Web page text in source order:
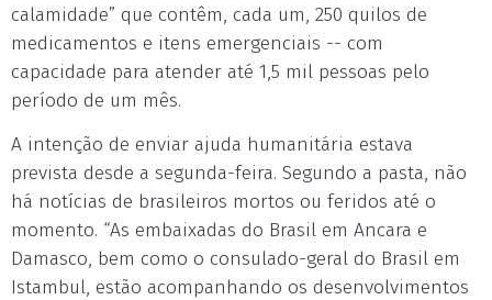
calamidade” que contêm, cada um, 250 quilos de
medicamentos e itens emergenciais -- com
capacidade para atender até 1,5 mil pessoas pelo
período de um mês.
A intenção de enviar ajuda humanitária estava
prevista desde a segunda-feira. Segundo a pasta, não
há notícias de brasileiros mortos ou feridos até o
momento. “As embaixadas do Brasil em Ancara e
Damasco, bem como o consulado-geral do Brasil em
Istambul, estão acompanhando os desenvolvimentos